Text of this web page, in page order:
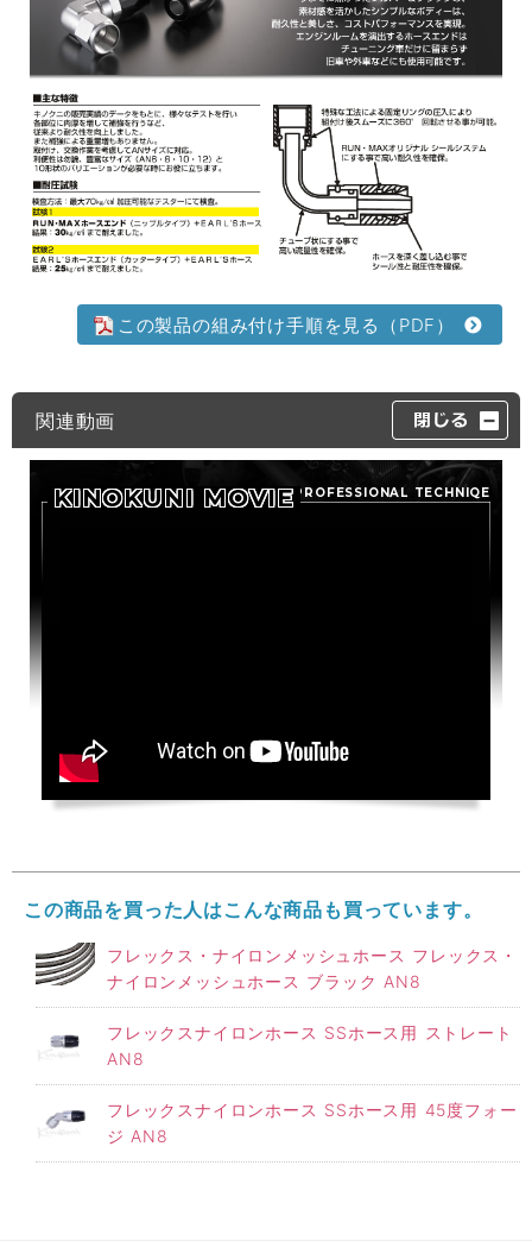
この製品の組み付け手順を見る（PDF）
関連動画
PROFESSIONAL TECHNIQE
KINOKUNI MOVIE
この商品を買った人はこんな商品も買っています。
フレックス・ナイロンメッシュホース フレックス・
ナイロンメッシュホース ブラック AN8
フレックスナイロンホース SSホース用 ストレート
AN8
フレックスナイロンホース SSホース用 45度フォー
ジ AN8